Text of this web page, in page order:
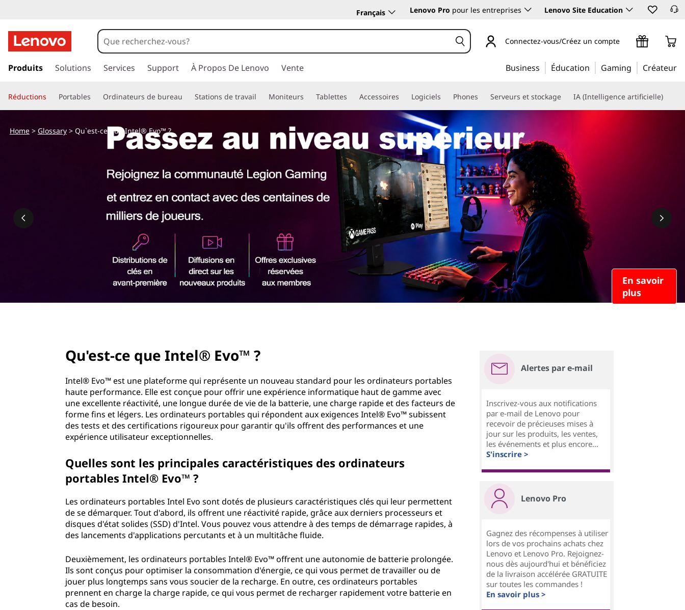
Français Lenovo Pro pour les entreprises Lenovo Site Education
a
e
r
u
a
Connectez-vous/Créez un compte
Produits Solutions Services Support À Propos De Lenovo Vente Business Éducation Gaming Créateur
Réductions Portables Ordinateurs de bureau Stations de travail Moniteurs Tablettes Accessoires Logiciels Phones Serveurs et stockage IA (Intelligence artificielle)
En savoir
plus
Home> Glossary> Qu`est-ce que Intel® Evo™ ?
Qu'est-ce que Intel® Evo™ ?
Intel® Evo™ est une plateforme qui représente un nouveau standard pour les ordinateurs portables
haute performance. Elle est conçue pour offrir une expérience informatique haut de gamme avec
une excellente réactivité, une longue durée de vie de la batterie, une charge rapide et des facteurs de
forme fins et légers. Les ordinateurs portables qui répondent aux exigences Intel® Evo™ subissent
des tests et des certifications rigoureux pour garantir qu'ils offrent des performances et une
expérience utilisateur exceptionnelles.
Quelles sont les principales caractéristiques des ordinateurs
portables Intel® Evo™ ?
Les ordinateurs portables Intel Evo sont dotés de plusieurs caractéristiques clés qui leur permettent
de se démarquer. Tout d'abord, ils offrent une réactivité rapide, grâce aux derniers processeurs et
disques d'état solides (SSD) d'Intel. Vous pouvez vous attendre à des temps de démarrage rapides, à
des lancements d'applications percutants et à un multitâche fluide.
Deuxièmement, les ordinateurs portables Intel® Evo™ offrent une autonomie de batterie prolongée.
Ils sont conçus pour optimiser la consommation d'énergie, ce qui vous permet de travailler ou de
jouer plus longtemps sans vous soucier de la recharge. En outre, ces ordinateurs portables
prennent en charge la charge rapide, ce qui vous permet de recharger rapidement votre batterie en
cas de besoin.
Alertes par e-mail
Inscrivez-vous aux notifications
par e-mail de Lenovo pour
recevoir de précieuses mises à
jour sur les produits, les ventes,
les événements et plus encore...
S'inscrire >
Lenovo Pro
Gagnez des récompenses à utiliser
lors de vos prochains achats chez
Lenovo et Lenovo Pro. Rejoignez-
nous dès aujourd'hui et bénéficiez
de la livraison accélérée GRATUITE
sur toutes les commandes !
En savoir plus >